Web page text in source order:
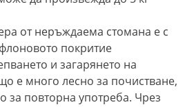
от неръждаема стомана е с
покритие
и загарянето на
е много лесно за почистване,
за повторна употреба. Чрез